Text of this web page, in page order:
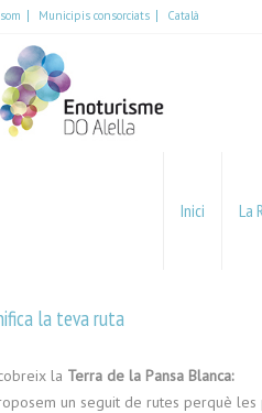
Municipis consorciats
Català
Inici La
la teva ruta
la Terra de la Pansa Blanca:
un seguit de rutes perquè